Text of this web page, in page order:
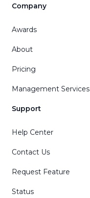
Company
Awards
About
Pricing
Management Services
Support
Help Center
Contact Us
Request Feature
Status